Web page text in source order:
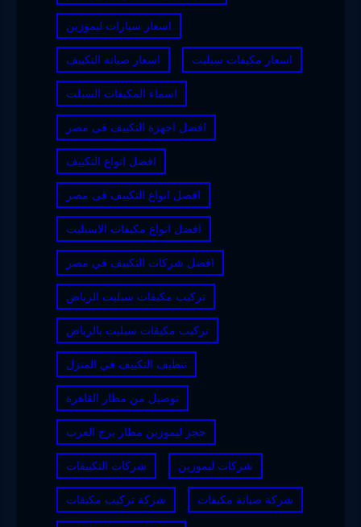
اسعار سيارات ليموزين
اسعار صيانة التكييف اسعار مكيفات سبليت
اسماء المكيفات السبلت
افضل اجهزة التكييف فى مصر
افضل انواع التكييف
افضل انواع التكييف فى مصر
افضل انواع مكيفات الاسبليت
افضل شركات التكييف في مصر
تركيب مكيفات سبليت الرياض
تركيب مكيفات سبليت بالرياض
تنظيف التكييف في المنزل
توصيل من مطار القاهرة
حجز ليموزين مطار برج العرب
شركات التكييفات شركات ليموزين
شركة تركيب مكيفات شركة صيانة مكيفات